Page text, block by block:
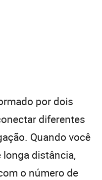
por dois
diferentes
Quando você
longa distância,
o número de